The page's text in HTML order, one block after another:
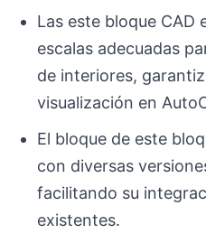
Las este bloque CAD
escalas adecuadas
de interiores,
visualización en
El bloque de este
con diversas
facilitando su
existentes.